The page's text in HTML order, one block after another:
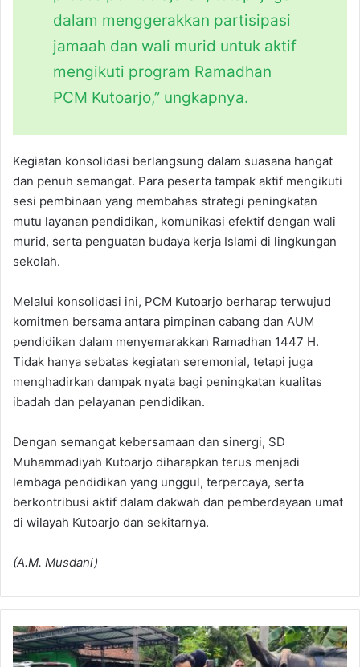
dalam menggerakkan partisipasi
jamaah dan wali murid untuk aktif
mengikuti program Ramadhan
PCM Kutoarjo,” ungkapnya.
Kegiatan konsolidasi berlangsung dalam suasana hangat
dan penuh semangat. Para peserta tampak aktif mengikuti
sesi pembinaan yang membahas strategi peningkatan
mutu layanan pendidikan, komunikasi efektif dengan wali
murid, serta penguatan budaya kerja Islami di lingkungan
sekolah.
Melalui konsolidasi ini, PCM Kutoarjo berharap terwujud
komitmen bersama antara pimpinan cabang dan AUM
pendidikan dalam menyemarakkan Ramadhan 1447 H.
Tidak hanya sebatas kegiatan seremonial, tetapi juga
menghadirkan dampak nyata bagi peningkatan kualitas
ibadah dan pelayanan pendidikan.
Dengan semangat kebersamaan dan sinergi, SD
Muhammadiyah Kutoarjo diharapkan terus menjadi
lembaga pendidikan yang unggul, terpercaya, serta
berkontribusi aktif dalam dakwah dan pemberdayaan umat
di wilayah Kutoarjo dan sekitarnya.
(A.M. Musdani)
Belajar
Interaksi